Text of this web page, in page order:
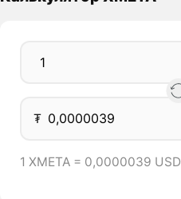
₮
1 XMETA = 0,0000039 USD